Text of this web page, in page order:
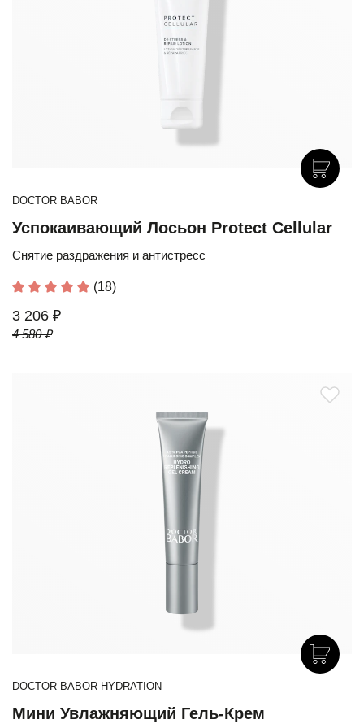
DOCTOR BABOR
Успокаивающий Лосьон Protect Cellular
Снятие раздражения и антистресс
(18)
3 206 ₽
4 580 ₽
DOCTOR BABOR HYDRATION
Мини Увлажняющий Гель-Крем